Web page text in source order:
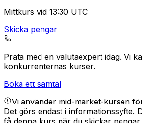
Mittkurs vid 13:30 UTC
Skicka pengar
Prata med en valutaexpert idag. Vi
konkurrenternas kurser.
Boka ett samtal
Vi använder mid-market-kursen
Det görs endast i informationssyfte.